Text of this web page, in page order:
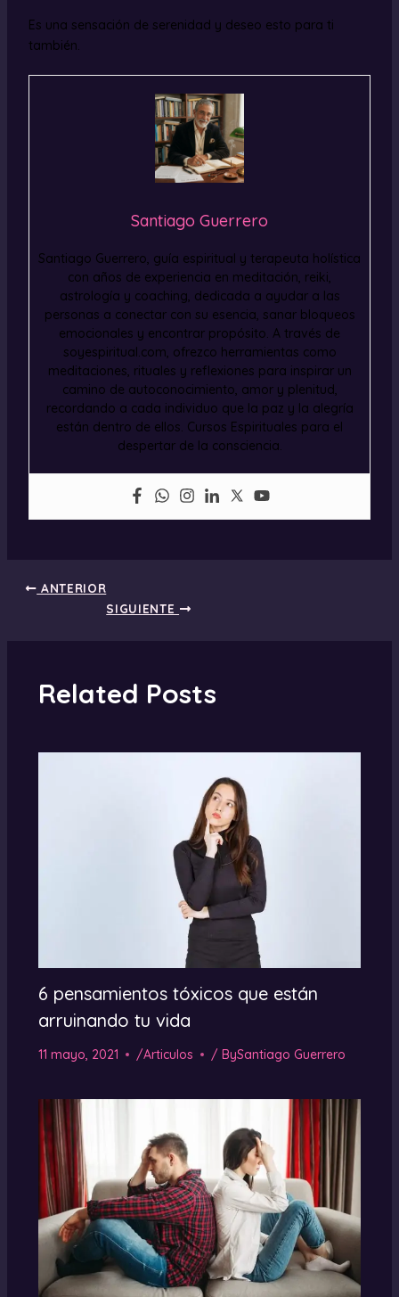
Es una sensación de serenidad y deseo esto para ti
también.
Santiago Guerrero
Santiago Guerrero, guía espiritual y terapeuta holística
con años de experiencia en meditación, reiki,
astrología y coaching, dedicada a ayudar a las
personas a conectar con su esencia, sanar bloqueos
emocionales y encontrar propósito. A través de
soyespiritual.com, ofrezco herramientas como
meditaciones, rituales y reflexiones para inspirar un
camino de autoconocimiento, amor y plenitud,
recordando a cada individuo que la paz y la alegría
están dentro de ellos. Cursos Espirituales para el
despertar de la consciencia.
ANTERIOR
SIGUIENTE
Related Posts
6 pensamientos tóxicos que están
arruinando tu vida
11 mayo, 2021 /Articulos / BySantiago Guerrero